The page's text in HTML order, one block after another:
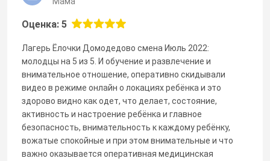
Оценка: 5
Лагерь Ёлочки Домодедово смена Июль 2022:
молодцы на 5 из 5. И обучение и развлечение и
внимательное отношение, оперативно скидывали
видео в режиме онлайн о локациях ребёнка и это
здорово видно как одет, что делает, состояние,
активность и настроение ребёнка и главное
безопасность, внимательность к каждому ребёнку,
вожатые спокойные и при этом внимательные и что
важно оказывается оперативная медицинская